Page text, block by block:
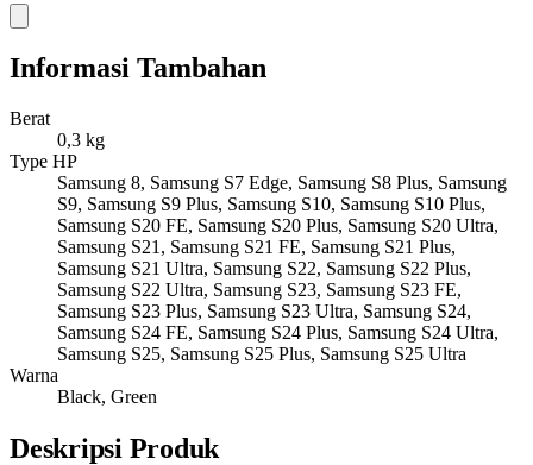
Informasi Tambahan
Berat
0,3 kg
Type HP
Samsung 8, Samsung S7 Edge, Samsung S8 Plus, Samsung
S9, Samsung S9 Plus, Samsung S10, Samsung S10 Plus,
Samsung S20 FE, Samsung S20 Plus, Samsung S20 Ultra,
Samsung S21, Samsung S21 FE, Samsung S21 Plus,
Samsung S21 Ultra, Samsung S22, Samsung S22 Plus,
Samsung S22 Ultra, Samsung S23, Samsung S23 FE,
Samsung S23 Plus, Samsung S23 Ultra, Samsung S24,
Samsung S24 FE, Samsung S24 Plus, Samsung S24 Ultra,
Samsung S25, Samsung S25 Plus, Samsung S25 Ultra
Warna
Black, Green
Deskripsi Produk